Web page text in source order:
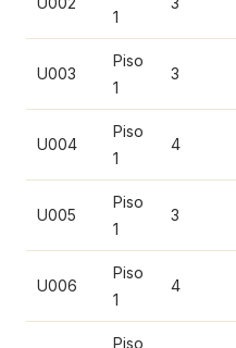
1
U003
Piso
1
3
U004
Piso
1
4
U005
Piso
1
3
U006
Piso
1
4
Piso